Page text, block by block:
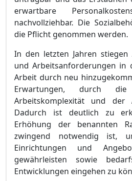
erwartbare
nachvollziehbar. Die
die Pflicht genommen werden.
In den letzten Jahren stiegen
und Arbeitsanforderungen in
Arbeit durch neu
Erwartungen, durch die
Arbeitskomplexität und der
Dadurch ist deutlich zu
Erhöhung der benannten
zwingend notwendig ist,
Einrichtungen und
gewährleisten sowie
Entwicklungen eingehen zu kö